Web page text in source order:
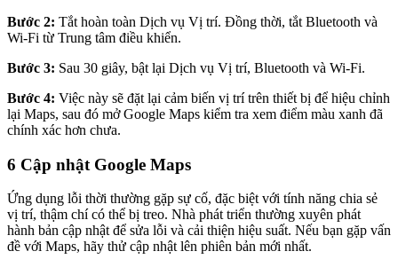
Bước 2: Tắt hoàn toàn Dịch vụ Vị trí. Đồng thời, tắt Bluetooth và
Wi-Fi từ Trung tâm điều khiển.
Bước 3: Sau 30 giây, bật lại Dịch vụ Vị trí, Bluetooth và Wi-Fi.
Bước 4: Việc này sẽ đặt lại cảm biến vị trí trên thiết bị để hiệu chỉnh
lại Maps, sau đó mở Google Maps kiểm tra xem điểm màu xanh đã
chính xác hơn chưa.
6 Cập nhật Google Maps
Ứng dụng lỗi thời thường gặp sự cố, đặc biệt với tính năng chia sẻ
vị trí, thậm chí có thể bị treo. Nhà phát triển thường xuyên phát
hành bản cập nhật để sửa lỗi và cải thiện hiệu suất. Nếu bạn gặp vấn
đề với Maps, hãy thử cập nhật lên phiên bản mới nhất.